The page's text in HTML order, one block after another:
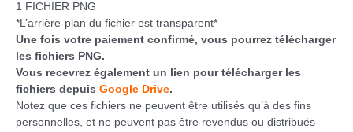
1 FICHIER PNG
*L’arrière-plan du fichier est transparent*
Une fois votre paiement confirmé, vous pourrez télécharger
les fichiers PNG.
Vous recevrez également un lien pour télécharger les
fichiers depuis Google Drive.
Notez que ces fichiers ne peuvent être utilisés qu’à des fins
personnelles, et ne peuvent pas être revendus ou distribués